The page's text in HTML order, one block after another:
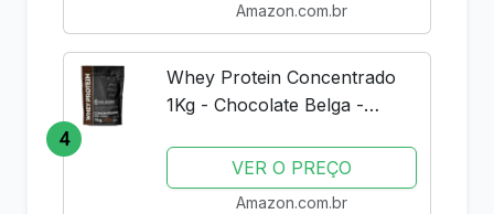
Amazon.com.br
4
Whey Protein Concentrado
1Kg - Chocolate Belga -
VER O PREÇO
Amazon.com.br